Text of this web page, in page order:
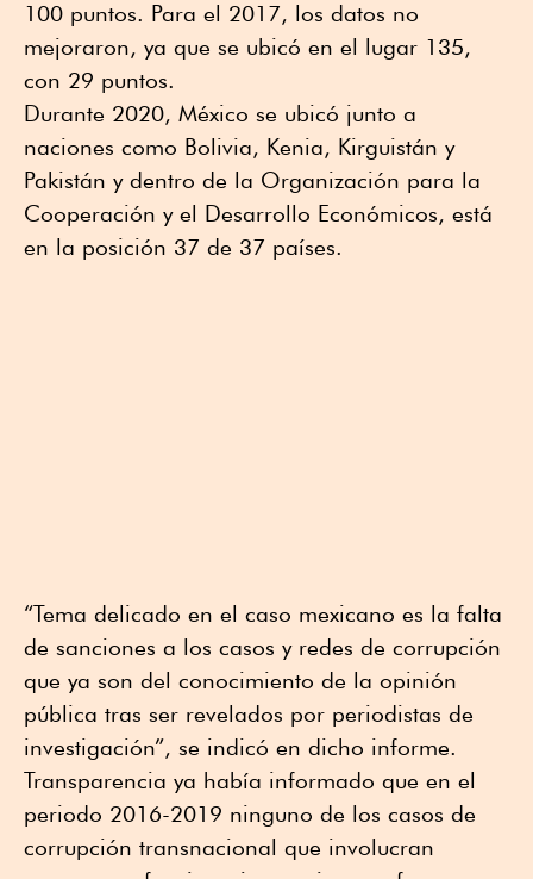
100 puntos. Para el 2017, los datos no
mejoraron, ya que se ubicó en el lugar 135,
con 29 puntos.
Durante 2020, México se ubicó junto a
naciones como Bolivia, Kenia, Kirguistán y
Pakistán y dentro de la Organización para la
Cooperación y el Desarrollo Económicos, está
en la posición 37 de 37 países.
“Tema delicado en el caso mexicano es la falta
de sanciones a los casos y redes de corrupción
que ya son del conocimiento de la opinión
pública tras ser revelados por periodistas de
investigación”, se indicó en dicho informe.
Transparencia ya había informado que en el
periodo 2016-2019 ninguno de los casos de
corrupción transnacional que involucran